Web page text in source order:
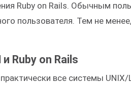
Ruby on Rails. Обычным
пользователя. Тем не
Ruby on Rails
все системы